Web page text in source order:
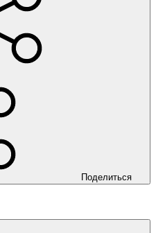
Поделиться